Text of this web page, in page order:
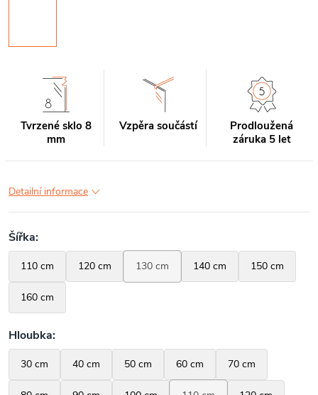
Tvrzené sklo 8
mm
Vzpěra součástí
Prodloužená
záruka 5 let
Detailní informace